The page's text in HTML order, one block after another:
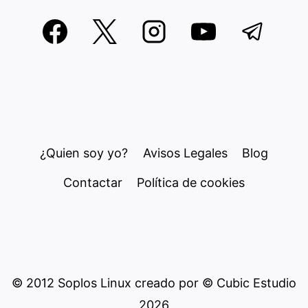
¿Quien soy yo? Avisos Legales Blog
Contactar Política de cookies
© 2012 Soplos Linux creado por © Cubic Estudio
2026